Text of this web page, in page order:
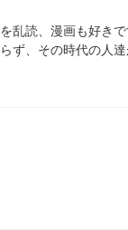
乱読、漫画も好きで
ず、その時代の人達